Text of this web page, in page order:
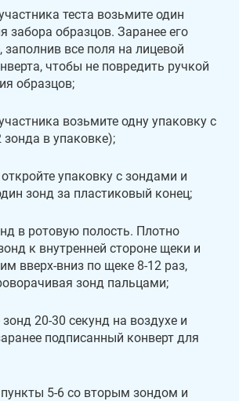
теста возьмите один
забора образцов. Заранее его
заполнив все поля на лицевой
чтобы не повредить ручкой
образцов;
возьмите одну упаковку с
в упаковке);
упаковку с зондами и
зонд за пластиковый конец;
в ротовую полость. Плотно
к внутренней стороне щеки и
вверх-вниз по щеке 8-12 раз,
зонд пальцами;
20-30 секунд на воздухе и
подписанный конверт для
5-6 со вторым зондом и